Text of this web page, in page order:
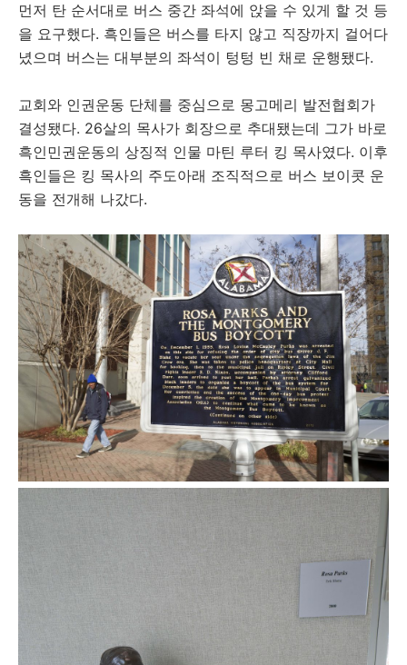
먼저 탄 순서대로 버스 중간 좌석에 앉을 수 있게 할 것 등
을 요구했다. 흑인들은 버스를 타지 않고 직장까지 걸어다
녔으며 버스는 대부분의 좌석이 텅텅 빈 채로 운행됐다.
교회와 인권운동 단체를 중심으로 몽고메리 발전협회가
결성됐다. 26살의 목사가 회장으로 추대됐는데 그가 바로
흑인민권운동의 상징적 인물 마틴 루터 킹 목사였다. 이후
흑인들은 킹 목사의 주도아래 조직적으로 버스 보이콧 운
동을 전개해 나갔다.